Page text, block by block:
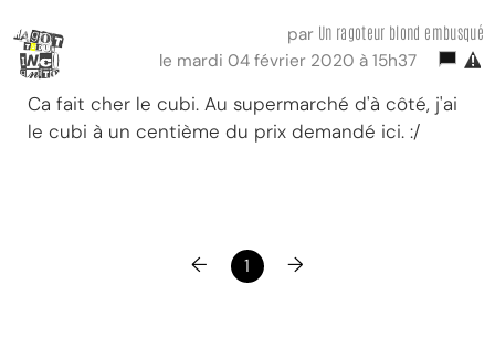
par Un ragoteur blond embusqué
le mardi 04 février 2020 à 15h37
Ca fait cher le cubi. Au supermarché d'à côté, j'ai
le cubi à un centième du prix demandé ici. :/
← 1 →